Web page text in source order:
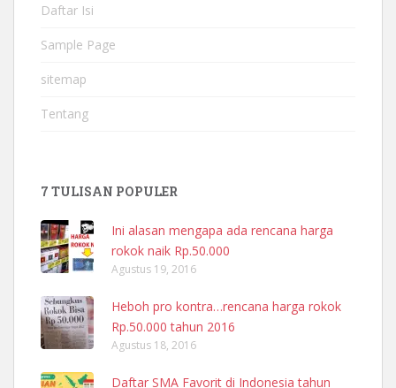
Daftar Isi
Sample Page
sitemap
Tentang
7 TULISAN POPULER
Ini alasan mengapa ada rencana harga
rokok naik Rp.50.000
Agustus 19, 2016
Heboh pro kontra…rencana harga rokok
Rp.50.000 tahun 2016
Agustus 18, 2016
Daftar SMA Favorit di Indonesia tahun